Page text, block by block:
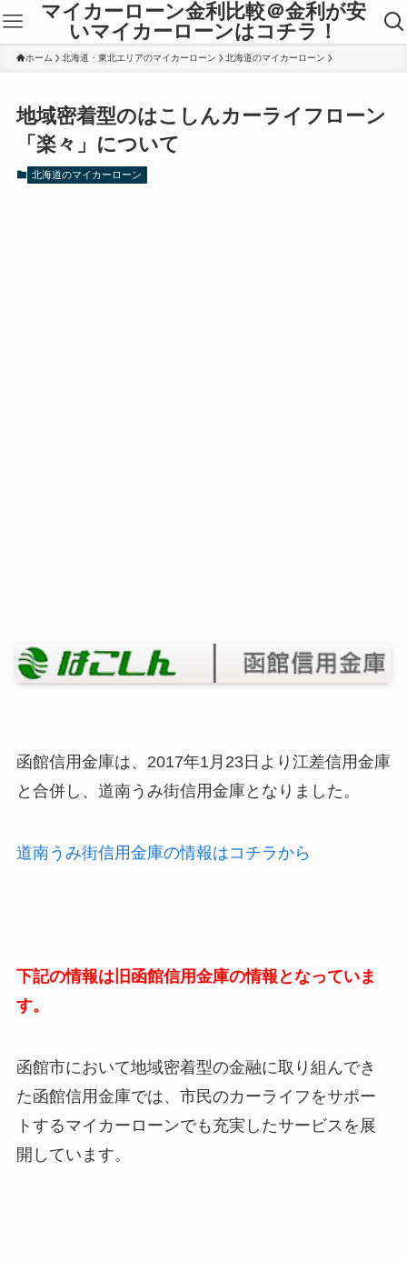
マイカーローン金利比較＠金利が安
いマイカーローンはコチラ！
ホーム 北海道・東北エリアのマイカーローン 北海道のマイカーローン
地域密着型のはこしんカーライフローン
「楽々」について
北海道のマイカーローン
函館信用金庫は、2017年1月23日より江差信用金庫
と合併し、道南うみ街信用金庫となりました。
道南うみ街信用金庫の情報はコチラから
下記の情報は旧函館信用金庫の情報となっていま
す。
函館市において地域密着型の金融に取り組んでき
た函館信用金庫では、市民のカーライフをサポー
トするマイカーローンでも充実したサービスを展
開しています。